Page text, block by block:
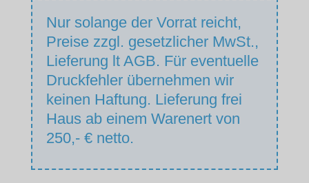
Nur solange der Vorrat reicht,
Preise zzgl. gesetzlicher MwSt.,
Lieferung lt AGB. Für eventuelle
Druckfehler übernehmen wir
keinen Haftung. Lieferung frei
Haus ab einem Warenert von
250,- € netto.